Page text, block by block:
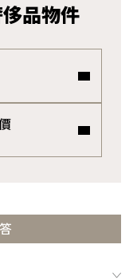
品物件